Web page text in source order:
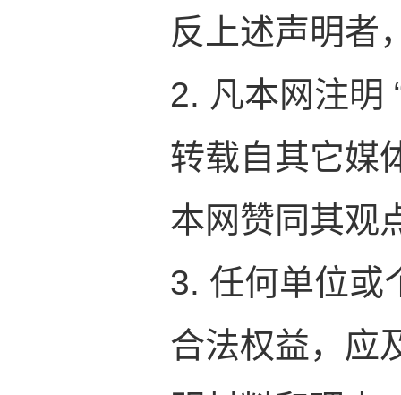
反上述声明者
2. 凡本网注明
转载自其它媒
本网赞同其观
3. 任何单位或
合法权益，应